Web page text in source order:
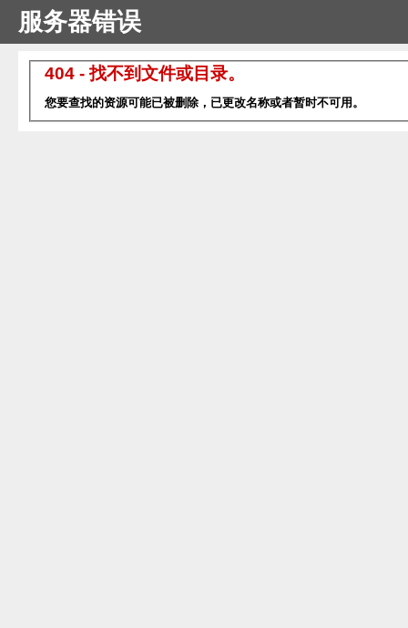
服务器错误
404 - 找不到文件或目录。
您要查找的资源可能已被删除，已更改名称或者暂时不可用。